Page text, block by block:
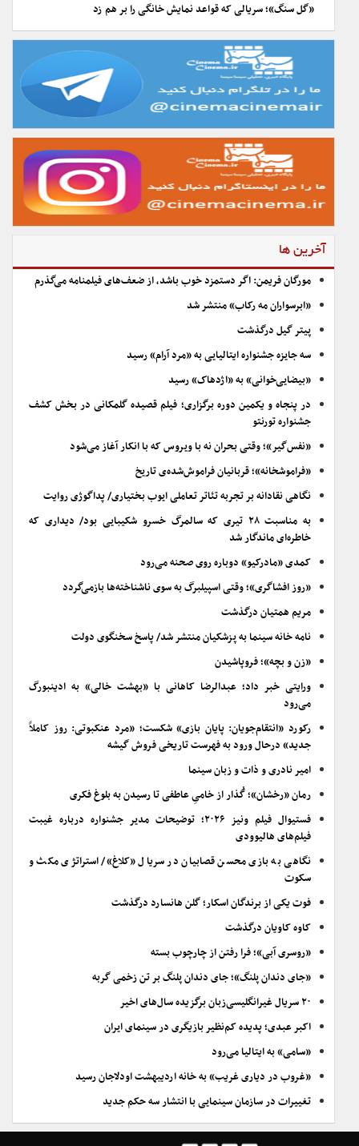
«گل سنگ»؛ سریالی که قواعد نمایش خانگی را بر هم زد
آخرین ها
مورگان فریمن: اگر دستمزد خوب باشد، از ضعف‌های فیلمنامه می‌گذرم
«ابرسواران مه رکاب» منتشر شد
پیتر گیل درگذشت
سه جایزه جشنواره ایتالیایی به «مرد آرام» رسید
«بیضایی‌خوانی» به «اژدهاک» رسید
در پنجاه و یکمین دوره برگزاری؛ فیلم قصیده گلمکانی در بخش کشف
جشنواره تورنتو
«نفس‌گیر»؛ وقتی بحران نه با ویروس که با انکار آغاز می‌شود
«فراموشخانه»؛ قربانیان فراموش‌شده‌ی تاریخ
نگاهی نقادانه بر تجربه تئاتر تعاملی ایوب بختیاری/ پداگوژی روایت
به مناسبت ۲۸ تیری که سالمرگ خسرو شکیبایی بود/ دیداری که
خاطره‌ای ماندگار شد
کمدی «مادرکیو» دوباره روی صحنه می‌رود
«روز افشاگری»؛ وقتی اسپیلبرگ به سوی ناشناخته‌ها بازمی‌گردد
مریم همتیان درگذشت
نامه خانه سینما به پزشکیان منتشر شد/ پاسخ سخنگوی دولت
«زن و بچه»؛ فروپاشیدن
ورایتی خبر داد؛ عبدالرضا کاهانی با «بهشت خالی» به ادینبورگ
می‌رود
رکورد «انتقام‌جویان: پایان بازی» شکست؛ «مرد عنکبوتی: روز کاملاً
جدید» درحال ورود به فهرست تاریخی فروش گیشه
امیر نادری و ذات و زبان سینما
رمان «رخشان»؛ گُذار از خامیِ عاطفی تا رسیدن به بلوغ فکری
فستیوال فیلم ونیز ۲۰۲۶؛ توضیحات مدیر جشنواره درباره غیبت
فیلم‌های هالیوودی
نگاهی به بازی محسن قصابیان در سریال «کلاغ»/ استراتژی مکث و
سکوت
فوت یکی از برندگان اسکار؛ گلن هانسارد درگذشت
کاوه کاویان درگذشت
«روسری آبی»؛ فرا رفتن از چارچوب بسته
«جای دندان پلنگ»؛ جای دندان پلنگ بر تن زخمی گربه
۲۰ سریال غیرانگلیسی‌زبان برگزیده سال‌های اخیر
اکبر عبدی؛ پدیده کم‌نظیر بازیگری در سینمای ایران
«سامی» به ایتالیا می‌رود
«غروب در دیاری غریب» به خانه اردیبهشت اودلاجان رسید
تغییرات در سازمان سینمایی با انتشار سه حکم جدید